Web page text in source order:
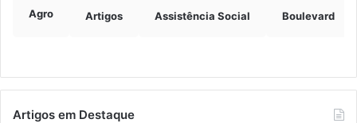
Agro Artigos Assistência Social Boulevard
Artigos em Destaque